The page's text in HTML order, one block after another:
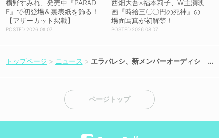
横野すみれ、発売中『PARAD
E』で初登場＆裏表紙を飾る！
【アザーカット掲載】
2026.08.07
西畑大吾×福本莉子、W主演映
画『時給三〇〇円の死神』の
場面写真が初解禁！
2026.08.07
トップページ ニュース
エラバレシ、新メンバーオーディシ
ページトップ